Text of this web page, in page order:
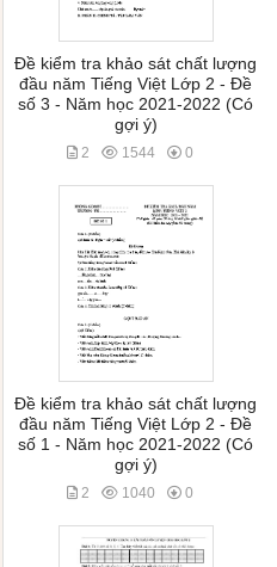
Đề kiểm tra khảo sát chất lượng
đầu năm Tiếng Việt Lớp 2 - Đề
số 3 - Năm học 2021-2022 (Có
gợi ý)
2 1544 0
Đề kiểm tra khảo sát chất lượng
đầu năm Tiếng Việt Lớp 2 - Đề
số 1 - Năm học 2021-2022 (Có
gợi ý)
2 1040 0